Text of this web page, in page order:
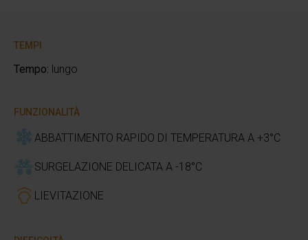
TEMPI
Tempo: lungo
FUNZIONALITÀ
ABBATTIMENTO RAPIDO DI TEMPERATURA A +3°C
SURGELAZIONE DELICATA A -18°C
LIEVITAZIONE